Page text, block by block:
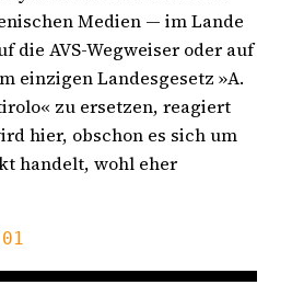
Medien — im Lande
die AVS-Wegweiser oder auf
einzigen Landesgesetz »A.
zu ersetzen, reagiert
hier, obschon es sich um
handelt, wohl eher
01